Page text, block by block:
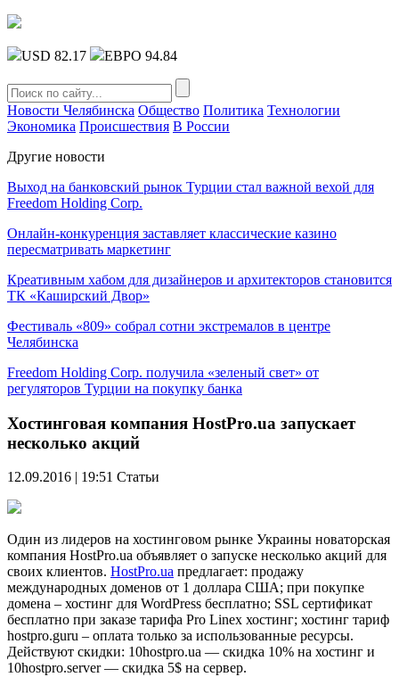
USD 82.17 ЕВРО 94.84
Новости Челябинска Общество Политика Технологии
Экономика Происшествия В России
Другие новости
Выход на банковский рынок Турции стал важной вехой для
Freedom Holding Corp.
Онлайн-конкуренция заставляет классические казино
пересматривать маркетинг
Креативным хабом для дизайнеров и архитекторов становится
ТК «Каширский Двор»
Фестиваль «809» собрал сотни экстремалов в центре
Челябинска
Freedom Holding Corp. получила «зеленый свет» от
регуляторов Турции на покупку банка
Хостинговая компания HostPro.ua запускает
несколько акций
12.09.2016 | 19:51 Статьи
Один из лидеров на хостинговом рынке Украины новаторская
компания HostPro.ua объявляет о запуске несколько акций для
своих клиентов. HostPro.ua предлагает: продажу
международных доменов от 1 доллара США; при покупке
домена – хостинг для WordPress бесплатно; SSL сертификат
бесплатно при заказе тарифа Pro Linex хостинг; хостинг тариф
hostpro.guru – оплата только за использованные ресурсы.
Действуют скидки: 10hostpro.ua — скидка 10% на хостинг и
10hostpro.server — скидка 5$ на сервер.